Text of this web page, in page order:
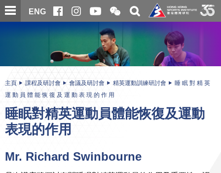
跳
至
ENG
開
合
信
二
維
碼
關
搜
主頁 課程及研討會 會議及研討會 精英運動訓練研討會
睡 眠 對 精 英
運 動 員 體 能 恢 復 及 運 動 表 現 的 作 用
睡眠對精英運動員體能恢復及運動
表現的作用
Mr. Richard Swinbourne